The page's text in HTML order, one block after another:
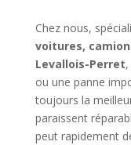
Chez nous,
voitures,
Levallois-Perret
ou une panne
toujours la
paraissent
peut rapidement